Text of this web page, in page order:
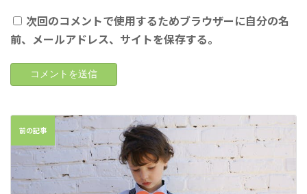
次回のコメントで使用するためブラウザーに自分の名
前、メールアドレス、サイトを保存する。
前の記事